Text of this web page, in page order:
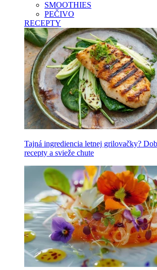
SMOOTHIES
PEČIVO
RECEPTY
Tajná ingrediencia letnej grilovačky?
recepty a svieže chute